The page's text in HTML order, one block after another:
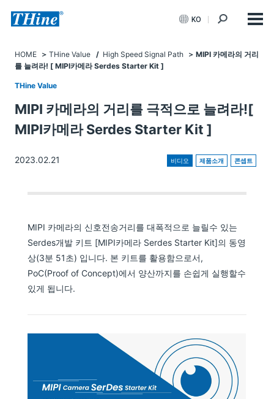
KO
HOME THine Value/ High Speed Signal Path
MIPI 카메라의 거리
를 늘려라! [ MIPI카메라 Serdes Starter Kit ]
THine Value
MIPI 카메라의 거리를 극적으로 늘려라![
MIPI카메라 Serdes Starter Kit ]
2023.02.21 비디오 제품소개 콘셉트
MIPI 카메라의 신호전송거리를 대폭적으로 늘릴수 있는
Serdes개발 키트 [MIPI카메라 Serdes Starter Kit]의 동영
상(3분 51초) 입니다. 본 키트를 활용함으로서,
PoC(Proof of Concept)에서 양산까지를 손쉽게 실행할수
있게 됩니다.